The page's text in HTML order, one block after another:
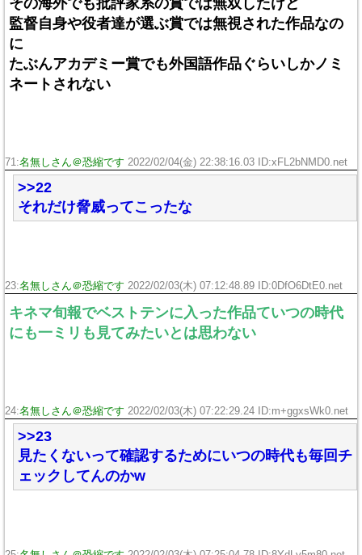
監督自身や役者達が選ぶ賞では無視された作品なの
に
たぶんアカデミー賞でも外国語作品ぐらいしかノミ
ネートされない
71:名無しさん＠恐縮です 2022/02/04(金) 22:38:16.03 ID:xFL2bNMD0.net
>>22
それだけ脅威ってこったな
23:名無しさん＠恐縮です 2022/02/03(木) 07:12:48.89 ID:0DfO6DtE0.net
キネマ旬報でベストテンに入った作品ていつの時代
にも一ミリも見てみたいとは思わない
24:名無しさん＠恐縮です 2022/02/03(木) 07:22:29.24 ID:m+ggxsWk0.net
>>23
見たくないって確認するためにいつの時代も毎回チ
ェックしてんのかw